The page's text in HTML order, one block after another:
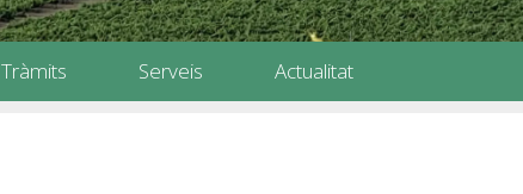
Tràmits Serveis Actualitat